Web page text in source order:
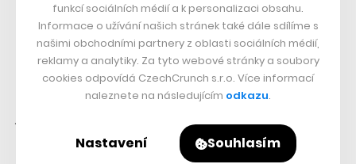
„Jestli počítač má zatím nějaký nedostatek, tak je to
obrazová představivost, práce se situací,“řekl v besedě
po premiéře dramaturg hry David Kosťák. Právě práce s
kontextem a jistá koherence zatím modelu chybí. I když
hry (opět bez zásahu člověka) opakuje repliky se
funkcí sociálních médií a k personalizaci obsahu.
Informace o užívání našich stránek také dále sdílíme s
našimi obchodními partnery z oblasti sociálních médií,
reklamy a analytiky. Za tyto webové stránky a soubory
cookies odpovídá CzechCrunch s.r.o. Více informací
naleznete na následujícím odkazu.
Nastavení Souhlasím